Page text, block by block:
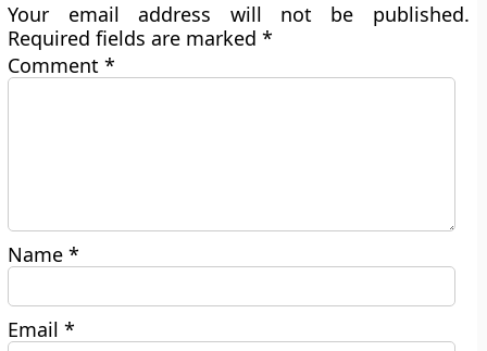
Your email address will not be published.
Required fields are marked*
Comment*
Name*
Email*